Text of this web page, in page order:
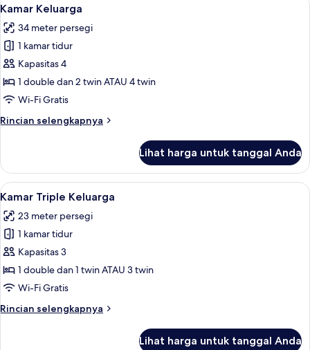
semua
foto
untuk
Kamar
Keluarga
6
Kamar Keluarga
34 meter persegi
1 kamar tidur
Kapasitas 4
1 double dan 2 twin ATAU 4 twin
Wi-Fi Gratis
Rincian selengkapnya
Rincian
Kamar
Keluarga
Lihat harga untuk tanggal Anda
Lihat
semua
foto
untuk
Kamar
Triple
Keluarga
Seprai antialergi, selimut bulu angsa,
7
Kamar Triple Keluarga
23 meter persegi
1 kamar tidur
Kapasitas 3
1 double dan 1 twin ATAU 3 twin
Wi-Fi Gratis
Rincian selengkapnya
Rincian
Lihat harga untuk tanggal Anda